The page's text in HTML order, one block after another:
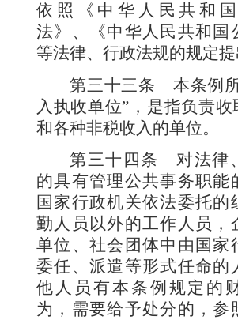
依照《中华人民共和
法》、《中华人民共和国
等法律、行政法规的规定提
第三十三条 本条例
入执收单位” ，是指负责
和各种非税收入的单位。
第三十四条对法律
的具有管理公共事务职能
国家行政机关依法委托的
勤人员以外的工作人员，
单位、社会团体中由国家
委任、派遣等形式任命的
他人员有本条例规定的
为，需要给予处分的，参